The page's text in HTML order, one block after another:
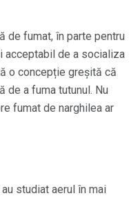
de fumat, în parte pentru
acceptabil de a socializa
o concepție greșită că
de a fuma tutunul. Nu
fumat de narghilea ar
studiat aerul în mai